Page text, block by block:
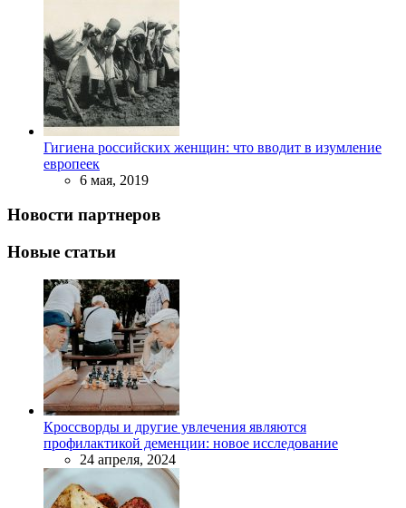
Гигиена российских женщин: что вводит в изумление
европеек
6 мая, 2019
Новости партнеров
Новые статьи
Кроссворды и другие увлечения являются
профилактикой деменции: новое исследование
24 апреля, 2024